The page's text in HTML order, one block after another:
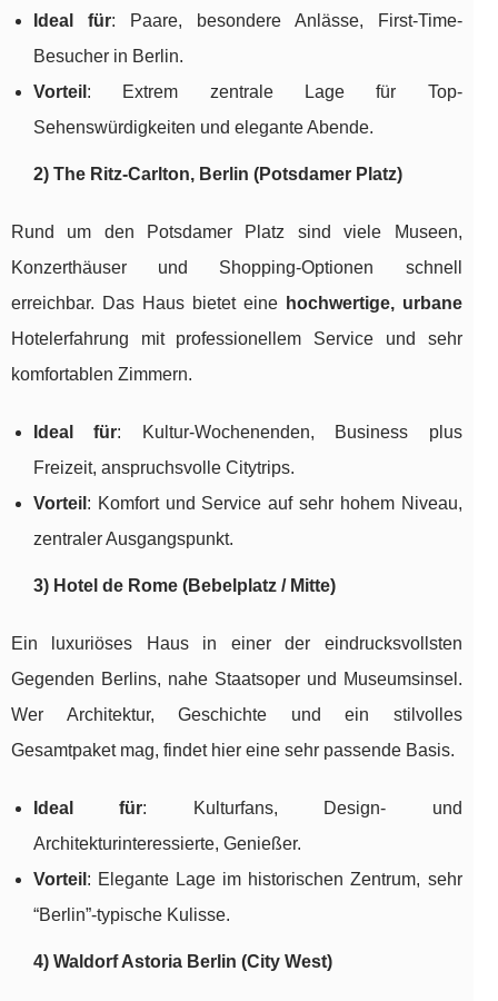
Ideal für: Paare, besondere Anlässe, First-Time-
Besucher in Berlin.
Vorteil : Extrem zentrale Lage für Top-
Sehenswürdigkeiten und elegante Abende.
2) The Ritz-Carlton, Berlin (Potsdamer Platz)
Rund um den Potsdamer Platz sind viele Museen,
Konzerthäuser und Shopping-Optionen schnell
erreichbar. Das Haus bietet eine hochwertige, urbane
Hotelerfahrung mit professionellem Service und sehr
komfortablen Zimmern.
Ideal für: Kultur-Wochenenden, Business plus
Freizeit, anspruchsvolle Citytrips.
Vorteil : Komfort und Service auf sehr hohem Niveau,
zentraler Ausgangspunkt.
3) Hotel de Rome (Bebelplatz / Mitte)
Ein luxuriöses Haus in einer der eindrucksvollsten
Gegenden Berlins, nahe Staatsoper und Museumsinsel.
Wer Architektur, Geschichte und ein stilvolles
Gesamtpaket mag, findet hier eine sehr passende Basis.
Ideal für: Kulturfans, Design- und
Architekturinteressierte, Genießer.
Vorteil : Elegante Lage im historischen Zentrum, sehr
“Berlin”-typische Kulisse.
4) Waldorf Astoria Berlin (City West)